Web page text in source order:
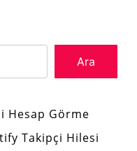
Ara
Hesap Görme
Takipçi Hilesi